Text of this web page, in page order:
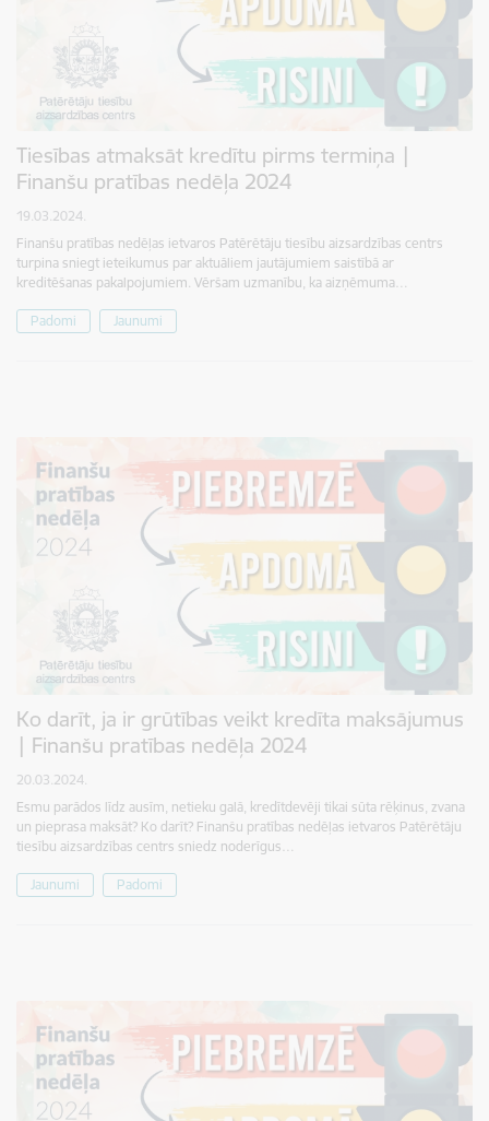
Tiesības atmaksāt kredītu pirms termiņa |
Finanšu pratības nedēļa 2024
19.03.2024.
Finanšu pratības nedēļas ietvaros Patērētāju tiesību aizsardzības centrs
turpina sniegt ieteikumus par aktuāliem jautājumiem saistībā ar
kreditēšanas pakalpojumiem. Vēršam uzmanību, ka aizņēmuma…
Padomi Jaunumi
Ko darīt, ja ir grūtības veikt kredīta maksājumus
| Finanšu pratības nedēļa 2024
20.03.2024.
Esmu parādos līdz ausīm, netieku galā, kredītdevēji tikai sūta rēķinus, zvana
un pieprasa maksāt? Ko darīt? Finanšu pratības nedēļas ietvaros Patērētāju
tiesību aizsardzības centrs sniedz noderīgus…
Jaunumi Padomi